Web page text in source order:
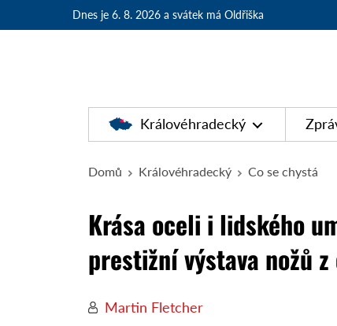
Dnes je 6. 8. 2026 a svátek má Oldřiška
Královéhradecký
Domů Královéhradecký Co se chystá
Krása oceli i lidského
prestižní výstava nožů z
Martin Fletcher